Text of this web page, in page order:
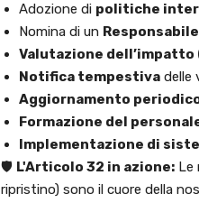
Adozione di politiche
Nomina di un
Valutazione dell’impatto
Notifica tempestiva delle
Aggiornamento
Formazione del
Implementazione di
🛡️ L'Articolo 32 in azione: Le
ripristino) sono il cuore della